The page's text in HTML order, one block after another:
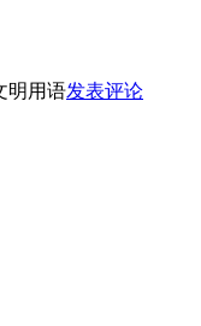
明用语发表评论